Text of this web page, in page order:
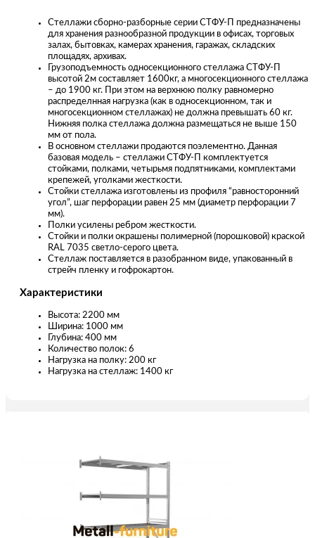
Стеллажи сборно-разборные серии СТФУ-П предназначены
для хранения разнообразной продукции в офисах, торговых
залах, бытовках, камерах хранения, гаражах, складских
площадях, архивах.
Грузоподъемность односекционного стеллажа СТФУ-П
высотой 2м составляет 1600кг, а многосекционного стеллажа
– до 1900 кг. При этом на верхнюю полку равномерно
распределнная нагрузка (как в односекционном, так и
многосекционном стеллажах) не должна превышать 60 кг.
Нижняя полка стеллажа должна размещаться не выше 150
мм от пола.
В основном стеллажи продаются поэлементно. Данная
базовая модель – стеллажи СТФУ-П комплектуется
стойками, полками, четырьмя подпятниками, комплектами
крепежей, уголками жесткости.
Стойки стеллажа изготовлены из профиля “равносторонний
угол”, шаг перфорации равен 25 мм (диаметр перфорации 7
мм).
Полки усилены ребром жесткости.
Стойки и полки окрашены полимерной (порошковой) краской
RAL 7035 светло-серого цвета.
Стеллаж поставляется в разобранном виде, упакованный в
стрейч пленку и гофрокартон.
Характеристики
Высота: 2200 мм
Ширина: 1000 мм
Глубина: 400 мм
Количество полок: 6
Нагрузка на полку: 200 кг
Нагрузка на стеллаж: 1400 кг